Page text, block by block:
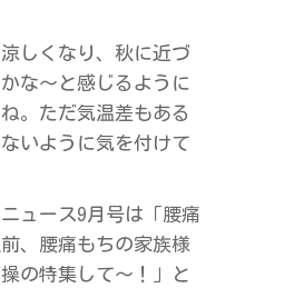
しくなり、秋に近づ
な～と感じるように
。ただ気温差もある
いように気を付けて
ュース9月号は「腰痛
、腰痛もちの家族様
の特集して～！」と